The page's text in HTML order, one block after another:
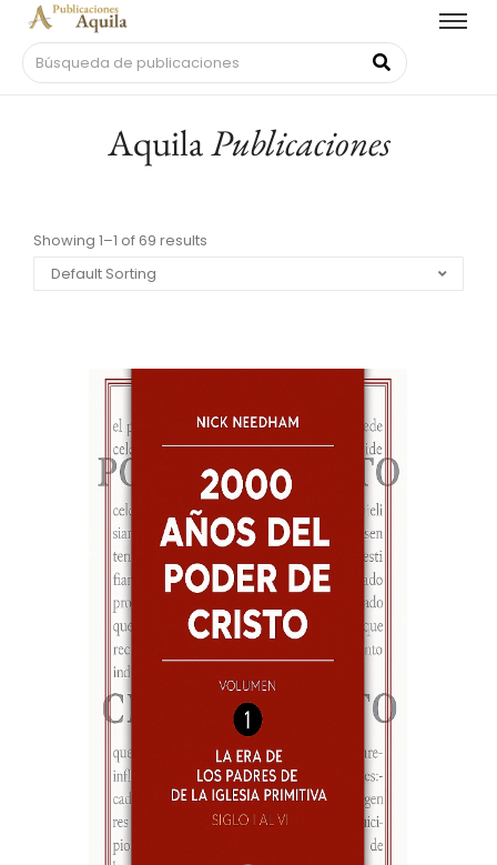
AquilaPublicaciones
Showing 1–1 of 69 results